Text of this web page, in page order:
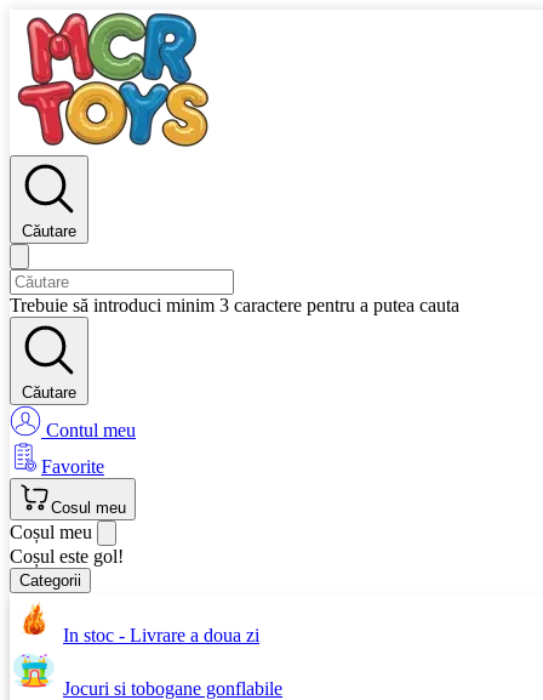
Căutare
Trebuie să introduci minim 3 caractere pentru a putea cauta
Căutare
Contul meu
Favorite
Cosul meu
Coșul meu
Coșul este gol!
Categorii
In stoc - Livrare a doua zi
Jocuri si tobogane gonflabile